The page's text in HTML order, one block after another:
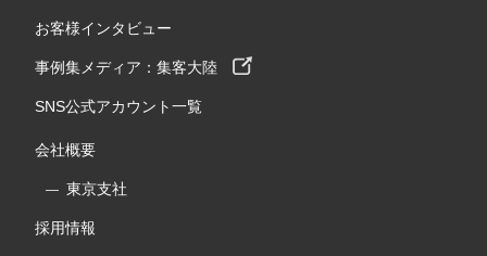
お客様インタビュー
事例集メディア：集客大陸
SNS公式アカウント一覧
会社概要
東京支社
採用情報